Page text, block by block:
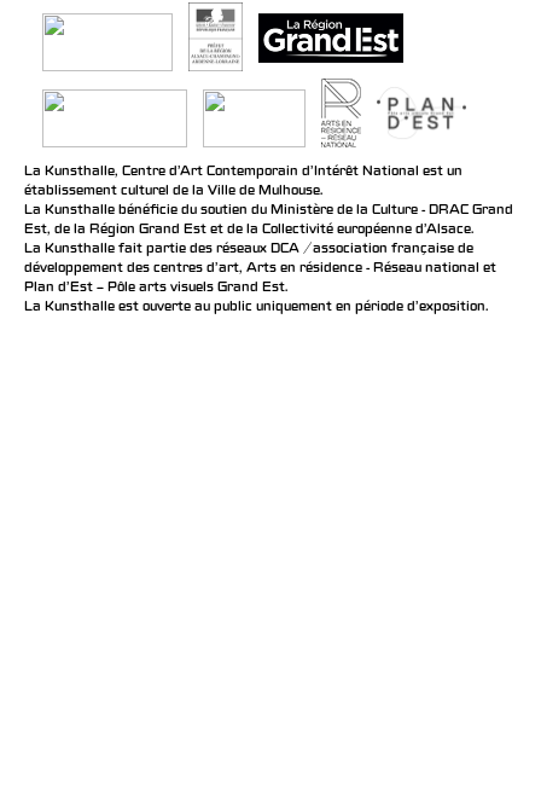
La Kunsthalle, Centre d’Art Contemporain d’Intérêt National est un
établissement culturel de la Ville de Mulhouse.
La Kunsthalle bénéficie du soutien du Ministère de la Culture - DRAC Grand
Est, de la Région Grand Est et de la Collectivité européenne d’Alsace.
La Kunsthalle fait partie des réseaux DCA / association française de
développement des centres d'art, Arts en résidence - Réseau national et
Plan d’Est – Pôle arts visuels Grand Est.
La Kunsthalle est ouverte au public uniquement en période d'exposition.